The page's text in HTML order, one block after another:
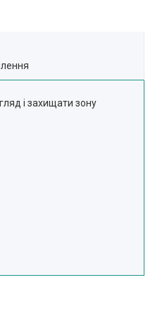
і захищати зону